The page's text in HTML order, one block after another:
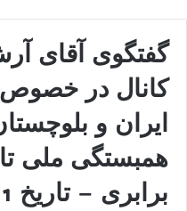
گفتگوی آقای
کانال در
ایران و
ھمبستگی ملی
برابری – تاریخ 11 مھر 1401